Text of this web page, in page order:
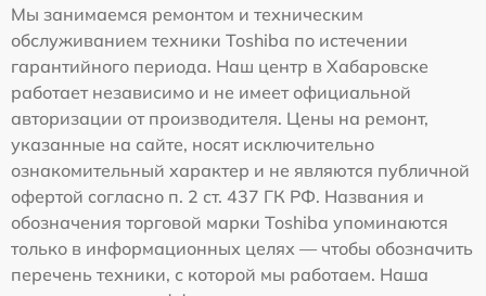
Мы занимаемся ремонтом и техническим
обслуживанием техники Toshiba по истечении
гарантийного периода. Наш центр в Хабаровске
работает независимо и не имеет официальной
авторизации от производителя. Цены на ремонт,
указанные на сайте, носят исключительно
ознакомительный характер и не являются публичной
офертой согласно п. 2 ст. 437 ГК РФ. Названия и
обозначения торговой марки Toshiba упоминаются
только в информационных целях — чтобы обозначить
перечень техники, с которой мы работаем. Наша